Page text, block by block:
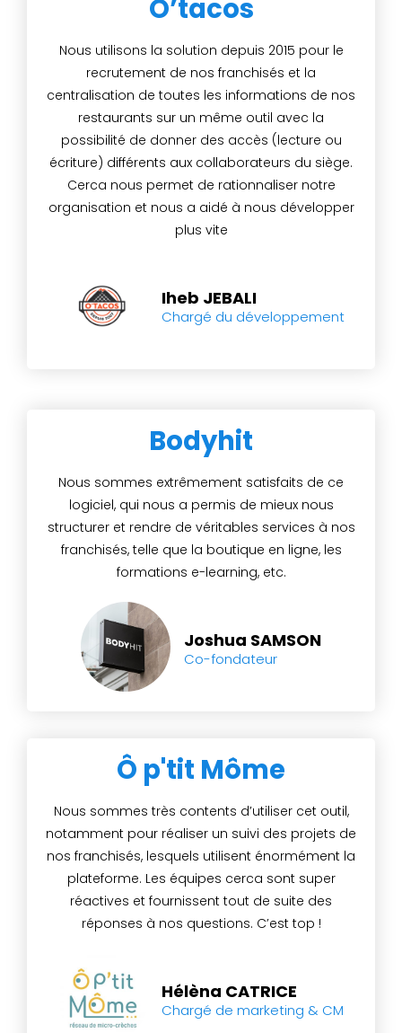
O’tacos
Nous utilisons la solution depuis 2015 pour le
recrutement de nos franchisés et la
centralisation de toutes les informations de nos
restaurants sur un même outil avec la
possibilité de donner des accès (lecture ou
écriture) différents aux collaborateurs du siège.
Cerca nous permet de rationnaliser notre
organisation et nous a aidé à nous développer
plus vite
Iheb JEBALI
Chargé du développement
Bodyhit
Nous sommes extrêmement satisfaits de ce
logiciel, qui nous a permis de mieux nous
structurer et rendre de véritables services à nos
franchisés, telle que la boutique en ligne, les
formations e-learning, etc.
Joshua SAMSON
Co-fondateur
Ô p'tit Môme
Nous sommes très contents d’utiliser cet outil,
notamment pour réaliser un suivi des projets de
nos franchisés, lesquels utilisent énormément la
plateforme. Les équipes cerca sont super
réactives et fournissent tout de suite des
réponses à nos questions. C’est top !
Hélèna CATRICE
Chargé de marketing & CM